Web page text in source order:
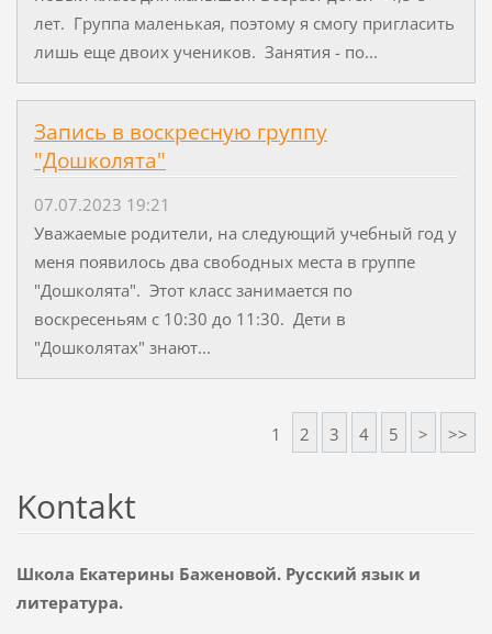
лет. Группа маленькая, поэтому я смогу пригласить
лишь еще двоих учеников. Занятия - по...
Запись в воскресную группу
"Дошколята"
07.07.2023 19:21
Уважаемые родители, на следующий учебный год у
меня появилось два свободных места в группе
"Дошколята". Этот класс занимается по
воскресеньям с 10:30 до 11:30. Дети в
"Дошколятах" знают...
1 2 3 4 5 > >>
Kontakt
Школа Екатерины Баженовой. Русский язык и
литература.